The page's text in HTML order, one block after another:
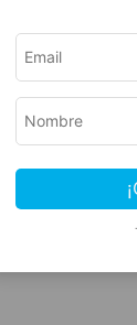
Alcohol (+18)
–
–